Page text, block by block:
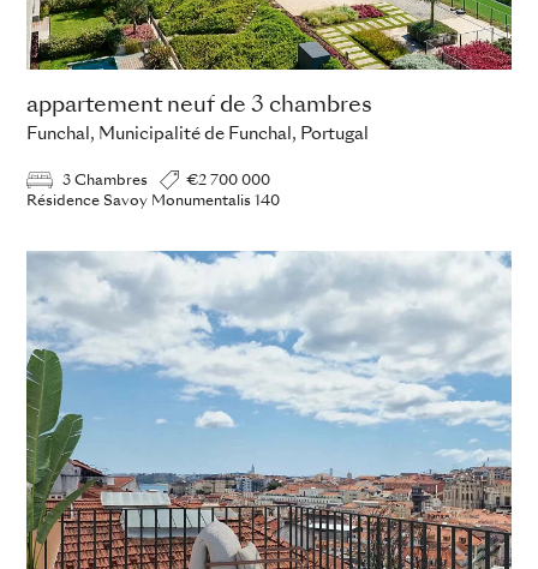
appartement neuf de 3 chambres
Funchal, Municipalité de Funchal, Portugal
3 Chambres
€2 700 000
Résidence Savoy Monumentalis 140